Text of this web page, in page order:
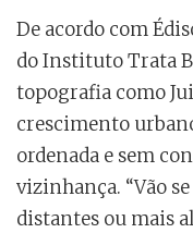
De acordo com
do Instituto Trata
topografia como
crescimento
ordenada e sem
vizinhança. “Vão
distantes ou mais